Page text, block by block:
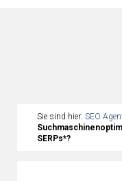
Sie sind hier: SEO
SERPs*?